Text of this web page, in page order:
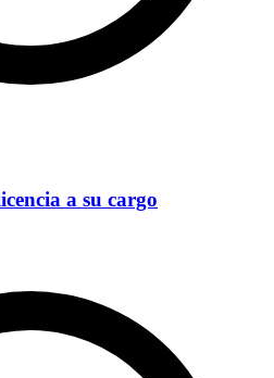
a su cargo